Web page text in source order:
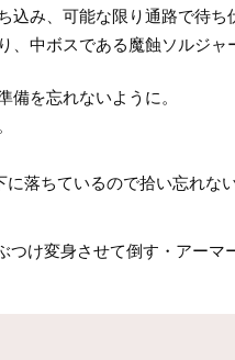
み、可能な限り通路で待ち
、中ボスである魔蝕ソルジ
備を忘れないように。
落ちているので拾い忘れ
つけ変身させて倒す・アーマ